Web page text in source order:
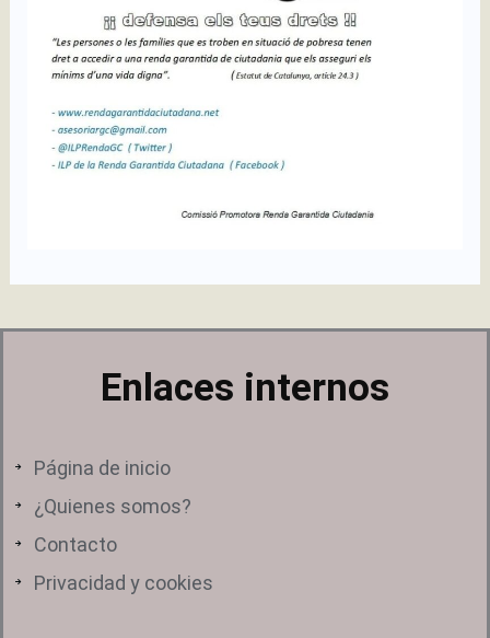
Enlaces internos
Página de inicio
¿Quienes somos?
Contacto
Privacidad y cookies